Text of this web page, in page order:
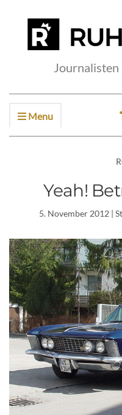
Journalisten
Menu
Yeah!
5. November 2012|